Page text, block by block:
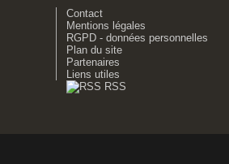
Contact
Mentions légales
RGPD - données personnelles
Plan du site
Partenaires
Liens utiles
RSS